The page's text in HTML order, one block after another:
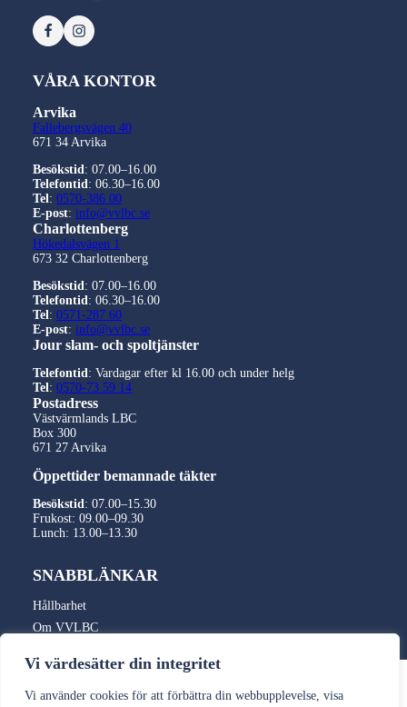
Vi värdesätter din integritet
Vi använder cookies för att förbättra din webbupplevelse, visa
VÅRA KONTOR
Arvika
Fallebergsvägen 40
671 34 Arvika
Besökstid: 07.00–16.00
Telefontid: 06.30–16.00
Tel: 0570-386 00
E-post: info@vvlbc.se
Charlottenberg
Hökedalsvägen 1
673 32 Charlottenberg
Besökstid: 07.00–16.00
Telefontid: 06.30–16.00
Tel: 0571-287 60
E-post: info@vvlbc.se
Jour slam- och spoltjänster
Telefontid: Vardagar efter kl 16.00 och under helg
Tel: 0570-73 59 14
Postadress
Västvärmlands LBC
Box 300
671 27 Arvika
Öppettider bemannade täkter
Besökstid: 07.00–15.30
Frukost: 09.00–09.30
Lunch: 13.00–13.30
SNABBLÄNKAR
Hållbarhet
Om VVLBC
Kvalitet & Miljö
Integritetspolicy